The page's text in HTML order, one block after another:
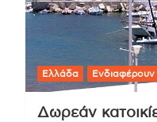
Ελλάδα Ενδιαφέρουν
Δωρεάν